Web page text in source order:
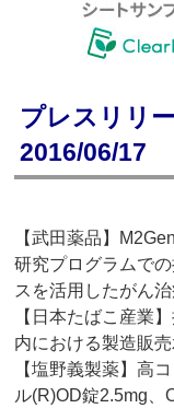
プレスリリ
2016/06/17
【武田薬品】
研究プログラムで
スを活用したがん
【日本たばこ産業
内における製造販
【塩野義製薬】高
ル(R)OD錠2.5mg、